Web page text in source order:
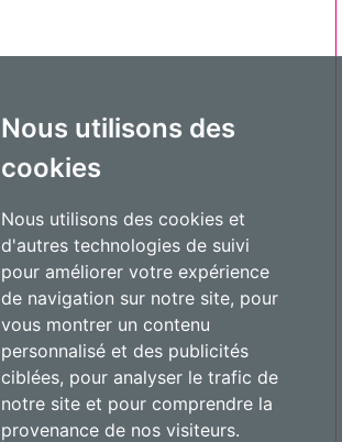
Nous utilisons des
cookies
Nous utilisons des cookies et
d'autres technologies de suivi
pour améliorer votre expérience
de navigation sur notre site, pour
vous montrer un contenu
personnalisé et des publicités
ciblées, pour analyser le trafic de
notre site et pour comprendre la
provenance de nos visiteurs.